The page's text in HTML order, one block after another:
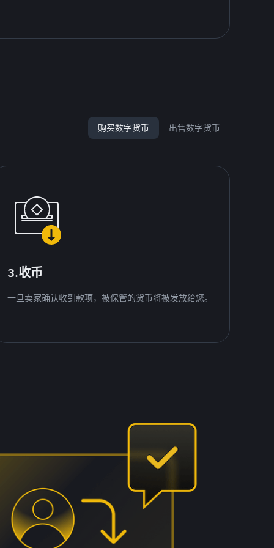
购买数字货币 出售数字货币
3.收币
一旦卖家确认收到款项，被保管的货币将被发放给您。